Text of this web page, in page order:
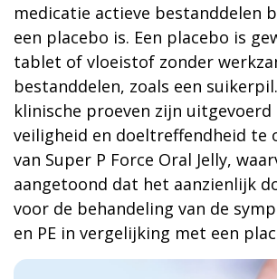
medicatie actieve bestanddelen
een placebo is. Een placebo is
tablet of vloeistof zonder
bestanddelen, zoals een
klinische proeven zijn uitgevoerd
veiligheid en doeltreffendheid te
van Super P Force Oral Jelly,
aangetoond dat het aanzienlijk
voor de behandeling van de
en PE in vergelijking met een